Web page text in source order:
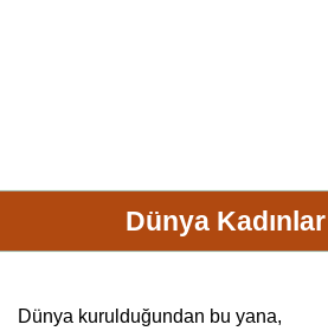
Dünya
Dünya kurulduğundan bu yana,